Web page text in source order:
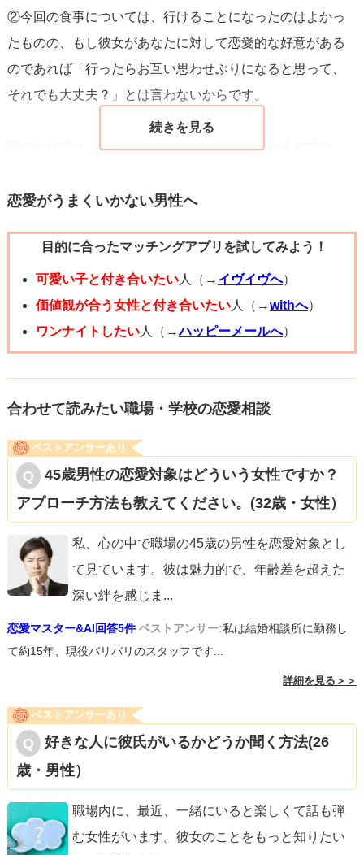
②今回の食事については、行けることになったのはよかっ
たものの、もし彼女があなたに対して恋愛的な好意がある
のであれば「行ったらお互い思わせぶりになると思って、
それでも大丈夫？」とは言わないからです。
②については、照れ隠しや天邪鬼の可能性もあるのです
愛としては見てないよ」という意思表示と考えるのが妥当
LINEの塩対応については、もともと彼女がLINEが苦手なタ
イプではないのなら気にする必要はないのですが、先輩た
ちとはたくさんLINEのやり取りをしているようですのであ
まり良い兆候ではありません。もちろん、この点だけで脈
あり/なしの判断は難しいですが。。。
かは、相談文だけでは分かりません。
ただ、二人で出かけるわけですし、その後にまた職場で会
うこともできるので、まだまだチャンスはあります。二人
でのお出かけは特にチャンスです。ポイントはデート中に
彼女を楽しませるのはもちろんのこと、普段とのギャップ
じてもらってください。
ぜひ、素敵なデートになることを願っています。
恋愛がうまくいかない男性へ
目的に合ったマッチングアプリを試してみよう！
可愛い子と付き合いたい人（→ イヴイヴへ）
価値観が合う女性と付き合いたい人（→withへ）
ワンナイトしたい人（→ハッピーメールへ）
合わせて読みたい職場・学校の恋愛相談
ベストアンサーあり
45歳男性の恋愛対象はどういう女性ですか？
アプローチ方法も教えてください。(32歳・女性）
私、心の中で職場の45歳の男性を恋愛対象とし
て見ています。彼は魅力的で、年齢差を超えた
深い絆を感じま ...
恋愛マスター&AI回答5件 ベストアンサー:私は結婚相談所に勤務し
て約15年、現役バリバリのスタッフです...
詳細を見る＞＞
ベストアンサーあり
好きな人に彼氏がいるかどうか聞く方法(26
歳・男性）
職場内に、最近、一緒にいると楽しくて話も弾
む女性がいます。彼女のことをもっと知りたい